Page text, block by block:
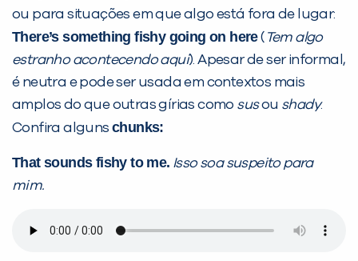
ou para situações em que algo está fora de lugar:
There’s something fishy going on here( Tem algo
estranho acontecendo aqui). Apesar de ser informal,
é neutra e pode ser usada em contextos mais
amplos do que outras gírias como susou shady.
Confira algunschunks:
That sounds fishy to me. Isso soa suspeito para
mim.